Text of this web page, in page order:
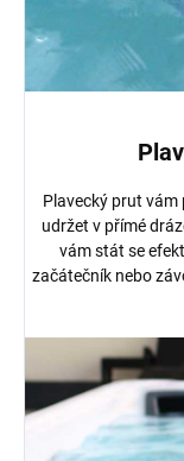
Plavecký prut vám
udržet v přímé
vám stát se
začátečník nebo